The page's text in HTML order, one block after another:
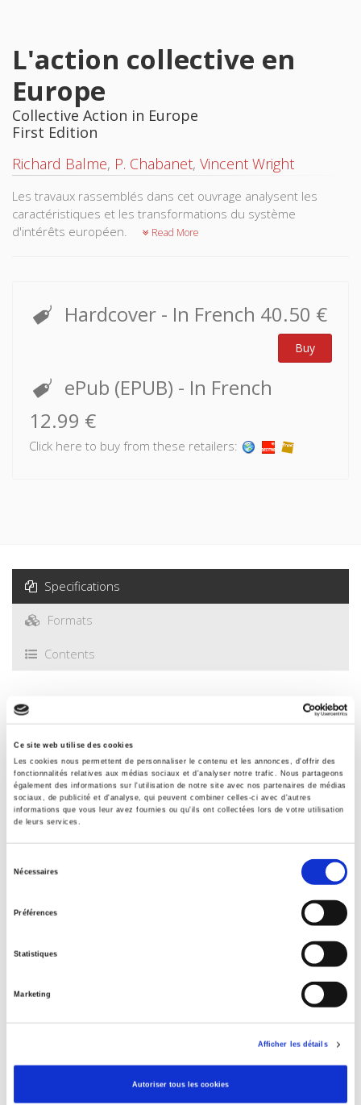
Ce site web utilise des cookies
Les cookies nous permettent de personnaliser le contenu et les annonces, d'offrir des
fonctionnalités relatives aux médias sociaux et d'analyser notre trafic. Nous partageons
également des informations sur l'utilisation de notre site avec nos partenaires de médias
sociaux, de publicité et d'analyse, qui peuvent combiner celles-ci avec d'autres
informations que vous leur avez fournies ou qu'ils ont collectées lors de votre utilisation
de leurs services.
Nécessaires
Préférences
Statistiques
Marketing
Afficher les détails
Autoriser tous les cookies
L'action collective en
Europe
Collective Action in Europe
First Edition
Richard Balme, P. Chabanet, Vincent Wright
Les travaux rassemblés dans cet ouvrage analysent les
caractéristiques et les transformations du système
d'intérêts européen.
Read More
Hardcover - In French 40.50 €
Buy
ePub (EPUB) - In French
12.99 €
Click here to buy from these retailers:
Specifications
Formats
Contents
Specifications
Publisher
Presses de Sciences Po
Author
Richard Balme, P. Chabanet, Vincent Wright
Collection
>International field
>Politics